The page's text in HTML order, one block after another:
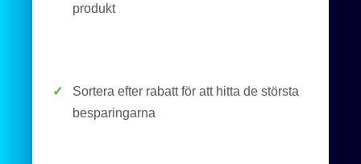
produkt
✓
Sortera efter rabatt för att hitta de största
besparingarna